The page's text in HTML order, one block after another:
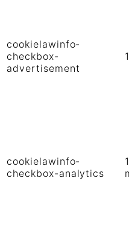
cookielawinfo-
checkbox-
advertisement
cookielawinfo-
checkbox-analytics